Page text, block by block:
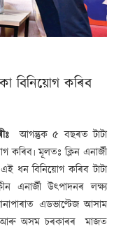
বিনিয়োগ কৰিব
আগন্তুক ৫ বছৰত টাটা
কৰিব৷ মূলতঃ ক্লিন এনাৰ্জী
ধন বিনিয়োগ কৰিব টাটা
এনাৰ্জী উৎপাদনৰ লক্ষ্য
এডভাণ্টেজ আসাম
আৰু অসম চৰকাৰৰ মাজত